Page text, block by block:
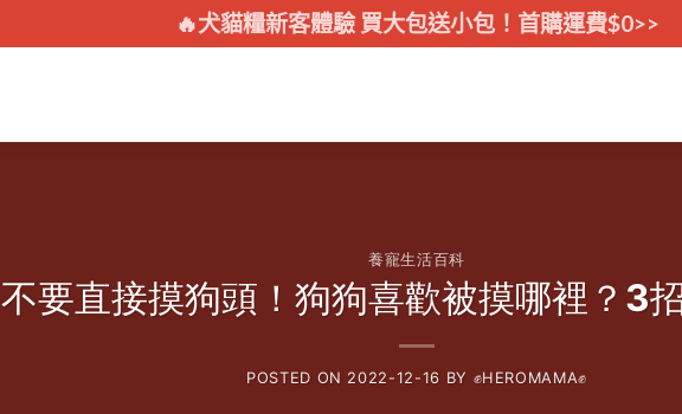
🔥犬貓糧新客體驗 買大包送小包！首購運費$0>>
養寵生活百科
不要直接摸狗頭！狗狗喜歡被摸哪裡？3
POSTED ON 2022-12-16 BY ✊HEROMAMA✊